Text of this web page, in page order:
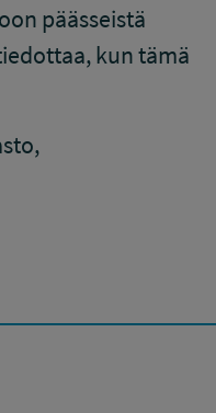
päässeistä
kun tämä